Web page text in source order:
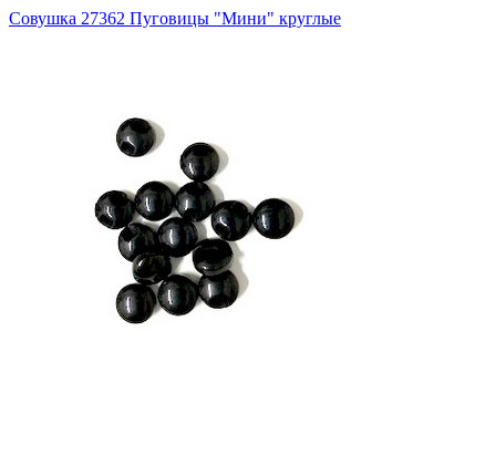
Совушка 27362 Пуговицы "Мини" круглые